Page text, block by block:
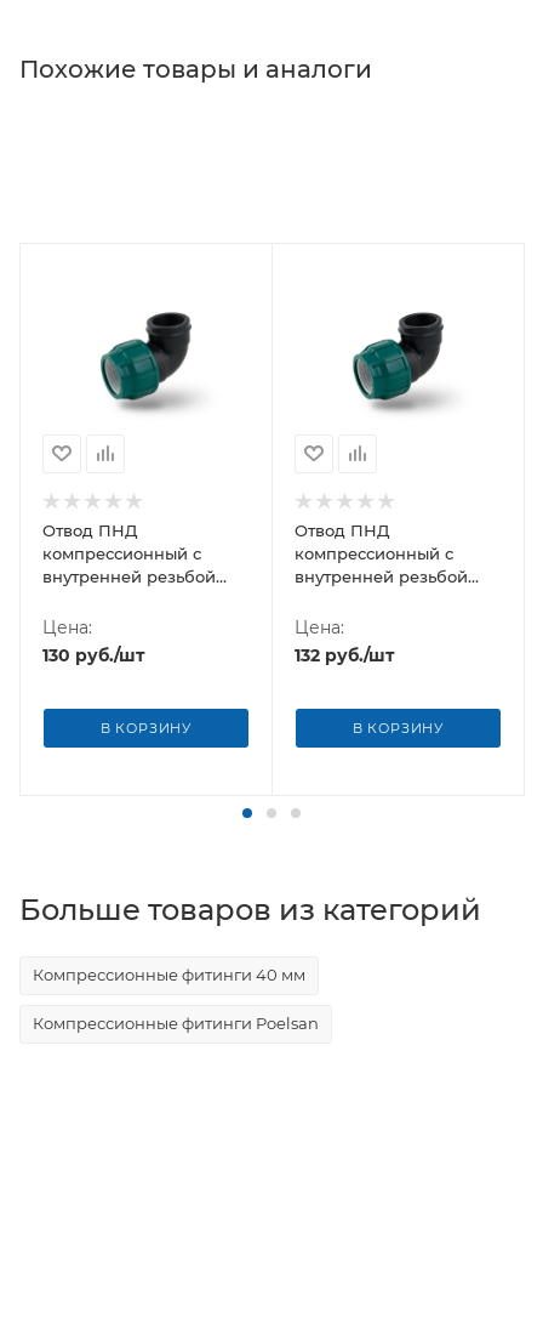
Похожие товары и аналоги
Отвод ПНД
компрессионный с
внутренней резьбой
Цена:
130 руб./шт
В КОРЗИНУ
Отвод ПНД
компрессионный с
внутренней резьбой
(Турция)
Цена:
132 руб./шт
В КОРЗИНУ
Больше товаров из категорий
Компрессионные фитинги 40 мм
Компрессионные фитинги Poelsan